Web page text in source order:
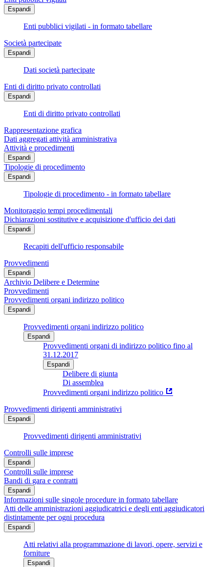
Espandi
Enti pubblici vigilati - in formato tabellare
Società partecipate
Espandi
Dati società partecipate
Enti di diritto privato controllati
Espandi
Enti di diritto privato controllati
Rappresentazione grafica
Dati aggregati attività amministrativa
Attività e procedimenti
Espandi
Tipologie di procedimento
Espandi
Tipologie di procedimento - in formato tabellare
Monitoraggio tempi procedimentali
Dichiarazioni sostitutive e acquisizione d'ufficio dei dati
Espandi
Recapiti dell'ufficio responsabile
Provvedimenti
Espandi
Archivio Delibere e Determine
Provvedimenti
Provvedimenti organi indirizzo politico
Espandi
Provvedimenti organi indirizzo politico
Espandi
Provvedimenti organi di indirizzo politico fino al
31.12.2017
Espandi
Delibere di giunta
Di assemblea
Provvedimenti organi indirizzo politico
Provvedimenti dirigenti amministrativi
Espandi
Provvedimenti dirigenti amministrativi
Controlli sulle imprese
Espandi
Controlli sulle imprese
Bandi di gara e contratti
Espandi
Informazioni sulle singole procedure in formato tabellare
Atti delle amministrazioni aggiudicatrici e degli enti aggiudicatori
distintamente per ogni procedura
Espandi
Atti relativi alla programmazione di lavori, opere, servizi e
forniture
Espandi